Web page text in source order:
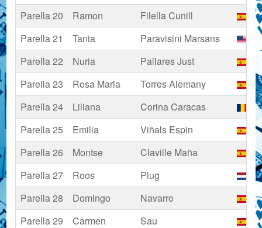
Parella 20
Ramon Filella Cunill
Parella 21
Tania Paravisini Marsans
Parella 22
Nuria Pallares Just
Parella 23
Rosa Maria Torres Alemany
Parella 24
Liliana Corina Caracas
Parella 25
Emilia Viñals Espin
Parella 26
Montse Claville Maña
Parella 27
Roos Plug
Parella 28
Domingo Navarro
Parella 29
Carmen Sau